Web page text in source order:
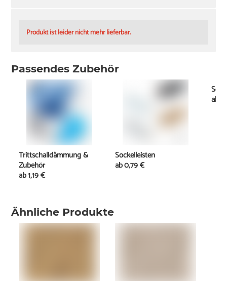
Produkt ist leider nicht mehr lieferbar.
Ähnliche Produkte
Passendes Zubehör
Trittschalldämmung &
Zubehör
ab1,19 €
Sockelleisten
ab0,79 €
ab